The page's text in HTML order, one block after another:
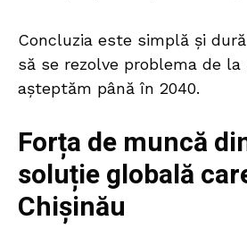
Concluzia este simplă și
să se rezolve problema de
așteptăm până în 2040.
Forța de muncă
soluție globală
Chișinău